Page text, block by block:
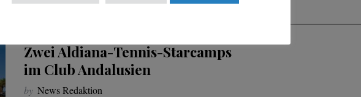
Zwei Aldiana-Tennis-Starcamps
im Club Andalusien
by News Redaktion